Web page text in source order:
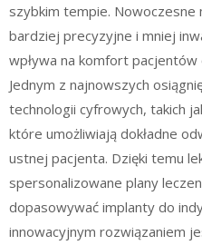
szybkim tempie. Nowoczesne
bardziej precyzyjne i mniej
wpływa na komfort
Jednym z najnowszych
technologii cyfrowych, takich
które umożliwiają dokładne
ustnej pacjenta. Dzięki temu
spersonalizowane plany
dopasowywać implanty do
innowacyjnym rozwiązaniem